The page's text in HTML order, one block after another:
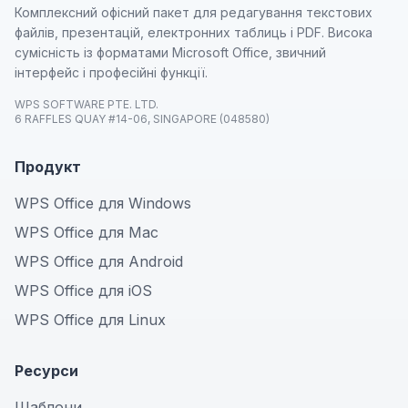
Комплексний офісний пакет для редагування текстових
файлів, презентацій, електронних таблиць і PDF. Висока
сумісність із форматами Microsoft Office, звичний
інтерфейс і професійні функції.
WPS SOFTWARE PTE. LTD.
6 RAFFLES QUAY #14-06, SINGAPORE (048580)
Продукт
WPS Office для Windows
WPS Office для Mac
WPS Office для Android
WPS Office для iOS
WPS Office для Linux
Ресурси